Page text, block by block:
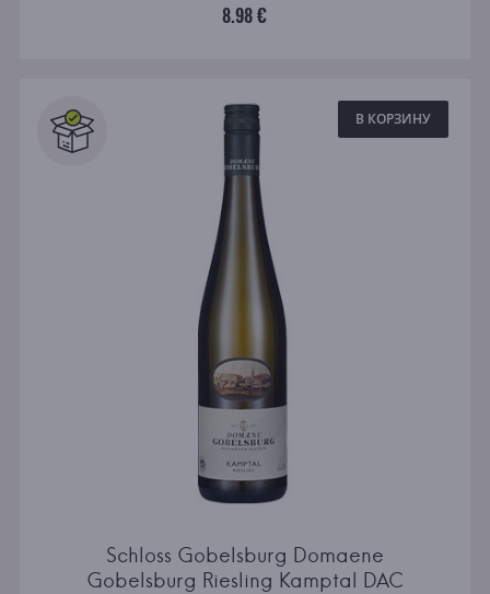
8.98 €
В КОРЗИНУ
Schloss Gobelsburg Domaene
Gobelsburg Riesling Kamptal DAC